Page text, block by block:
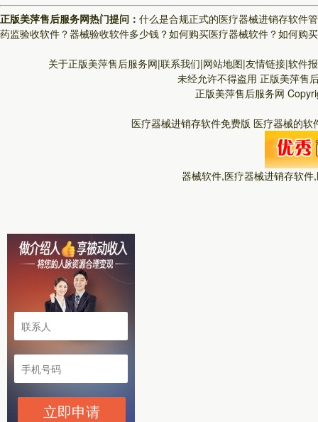
正版美萍售后服务网热门提问： 什么是合规正式的医疗器械进销存软件
药监验收软件？器械验收软件多少钱？如何购买医疗器械软件？如何购
关于正版美萍售后服务网|联系我们|网站地图|友情链接|软件
未经允许不得盗用 正版美萍售
正版美萍售后服务网
医疗器械进销存软件免费版 医疗器械的
器械软件,医疗器械进销存软
立即申请